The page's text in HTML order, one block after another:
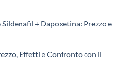
+ Dapoxetina: Prezzo e
Effetti e Confronto con il